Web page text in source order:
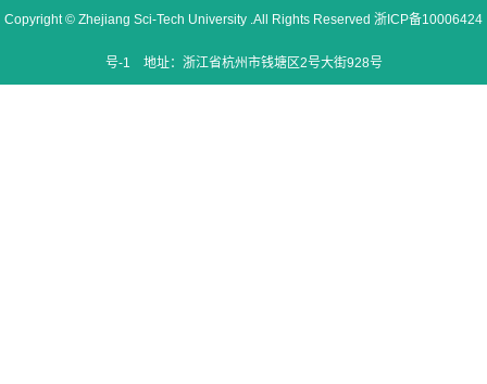
Copyright © Zhejiang Sci-Tech University .All Rights Reserved 浙ICP备10006424
号-1 地址：浙江省杭州市钱塘区2号大街928号